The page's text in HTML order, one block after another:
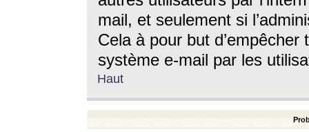
mail, et seulement si
Cela à pour but
système e-mail par les
Haut